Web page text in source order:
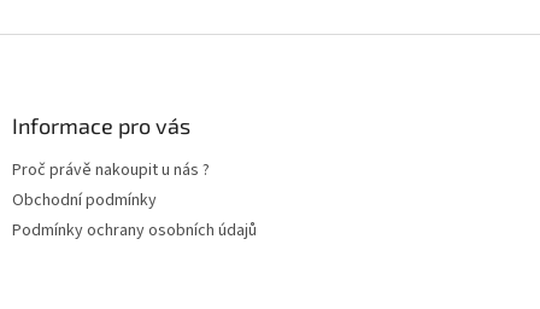
Informace pro vás
Proč právě nakoupit u nás ?
Obchodní podmínky
Podmínky ochrany osobních údajů